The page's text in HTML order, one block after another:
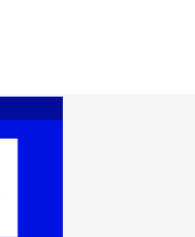
โดดเด่น! เดินหน้ารีแบรนด์องค์กร -
นึกกำลังองค์การเภสัชกรรม และ